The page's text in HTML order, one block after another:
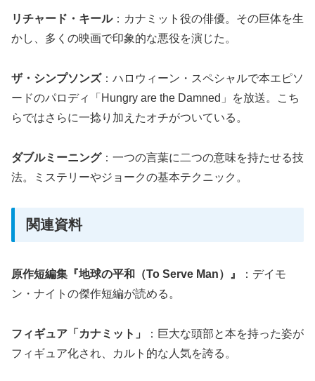
リチャード・キール：カナミット役の俳優。その巨体を生
かし、多くの映画で印象的な悪役を演じた。
ザ・シンプソンズ：ハロウィーン・スペシャルで本エピソ
ードのパロディ「Hungry are the Damned」を放送。こち
らではさらに一捻り加えたオチがついている。
ダブルミーニング：一つの言葉に二つの意味を持たせる技
法。ミステリーやジョークの基本テクニック。
関連資料
原作短編集『地球の平和（To Serve Man）』
：デイモ
ン・ナイトの傑作短編が読める。
フィギュア「カナミット」
：巨大な頭部と本を持った姿が
フィギュア化され、カルト的な人気を誇る。